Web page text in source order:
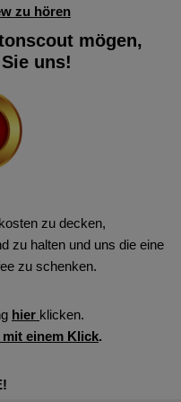
zu hören
mögen,
uns!
zu decken,
zu halten und uns die eine
zu schenken.
hier klicken.
mit einem Klick.